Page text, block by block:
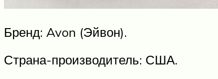
Бренд: Avon (Эйвон).
Страна-производитель: США.